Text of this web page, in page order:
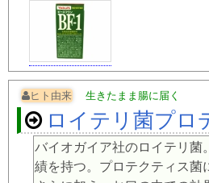
ヒト由来 生きたまま腸に届く
ロイテリ菌プロ
バイオガイア社のロイテリ菌
績を持つ。プロテクティス菌